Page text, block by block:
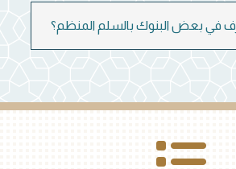
في بعض البنوك بالسلم المنظم؟